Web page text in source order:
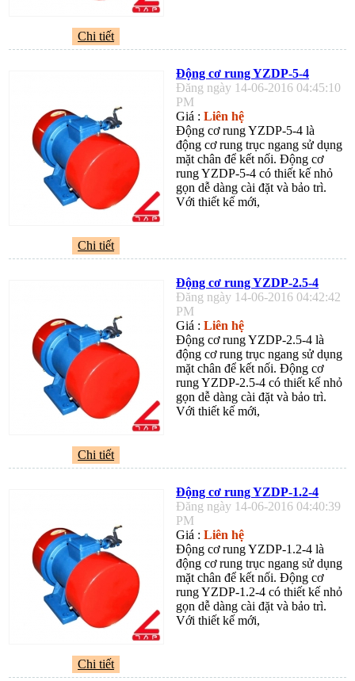
Chi tiết
Động cơ rung YZDP-5-4
Đăng ngày 14-06-2016 04:45:10
PM
Giá : Liên hệ
Động cơ rung YZDP-5-4 là
động cơ rung trục ngang sử dụng
mặt chân để kết nối. Động cơ
rung YZDP-5-4 có thiết kế nhỏ
gọn dễ dàng cài đặt và bảo trì.
Với thiết kế mới,
Chi tiết
Động cơ rung YZDP-2.5-4
Đăng ngày 14-06-2016 04:42:42
PM
Giá : Liên hệ
Động cơ rung YZDP-2.5-4 là
động cơ rung trục ngang sử dụng
mặt chân để kết nối. Động cơ
rung YZDP-2.5-4 có thiết kế nhỏ
gọn dễ dàng cài đặt và bảo trì.
Với thiết kế mới,
Chi tiết
Động cơ rung YZDP-1.2-4
Đăng ngày 14-06-2016 04:40:39
PM
Giá : Liên hệ
Động cơ rung YZDP-1.2-4 là
động cơ rung trục ngang sử dụng
mặt chân để kết nối. Động cơ
rung YZDP-1.2-4 có thiết kế nhỏ
gọn dễ dàng cài đặt và bảo trì.
Với thiết kế mới,
Chi tiết